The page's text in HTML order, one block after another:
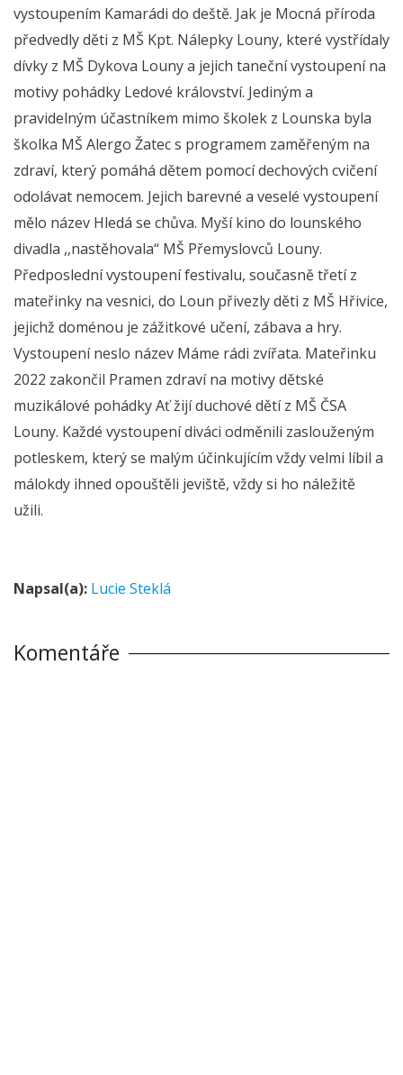
vystoupením Kamarádi do deště. Jak je Mocná příroda
předvedly děti z MŠ Kpt. Nálepky Louny, které vystřídaly
dívky z MŠ Dykova Louny a jejich taneční vystoupení na
motivy pohádky Ledové království. Jediným a
pravidelným účastníkem mimo školek z Lounska byla
školka MŠ Alergo Žatec s programem zaměřeným na
zdraví, který pomáhá dětem pomocí dechových cvičení
odolávat nemocem. Jejich barevné a veselé vystoupení
mělo název Hledá se chůva. Myší kino do lounského
divadla ,,nastěhovala“ MŠ Přemyslovců Louny.
Předposlední vystoupení festivalu, současně třetí z
mateřinky na vesnici, do Loun přivezly děti z MŠ Hřivice,
jejichž doménou je zážitkové učení, zábava a hry.
Vystoupení neslo název Máme rádi zvířata. Mateřinku
2022 zakončil Pramen zdraví na motivy dětské
muzikálové pohádky Ať žijí duchové dětí z MŠ ČSA
Louny. Každé vystoupení diváci odměnili zaslouženým
potleskem, který se malým účinkujícím vždy velmi líbil a
málokdy ihned opouštěli jeviště, vždy si ho náležitě
užili.
Napsal(a): Lucie Steklá
Komentáře